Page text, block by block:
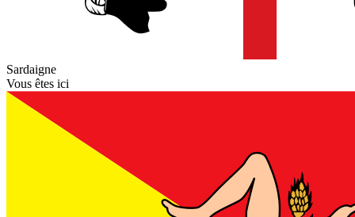
Sardaigne
Vous êtes ici